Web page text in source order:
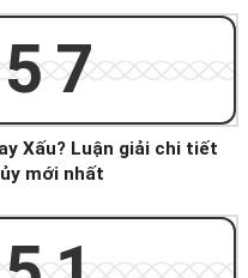
Xấu? Luận giải chi tiết
mới nhất